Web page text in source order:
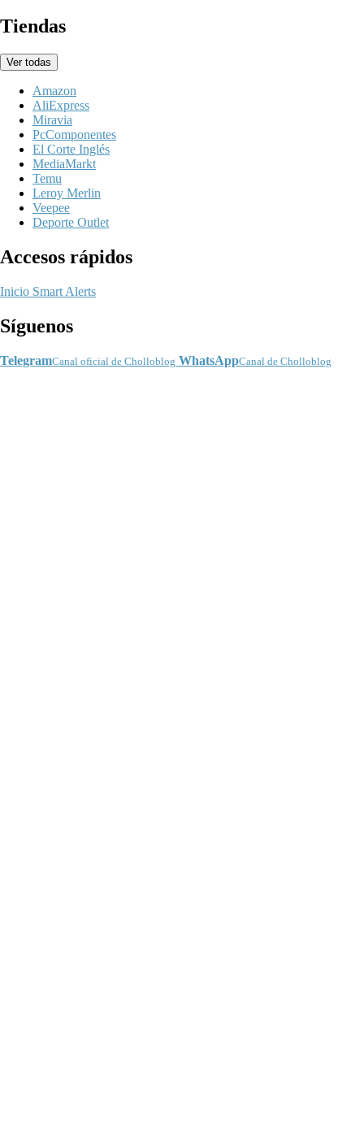
Tiendas
Ver todas
Amazon
AliExpress
Miravia
PcComponentes
El Corte Inglés
MediaMarkt
Temu
Leroy Merlin
Veepee
Deporte Outlet
Accesos rápidos
Inicio Smart Alerts
Síguenos
TelegramCanal oficial de Cholloblog WhatsAppCanal de Cholloblog